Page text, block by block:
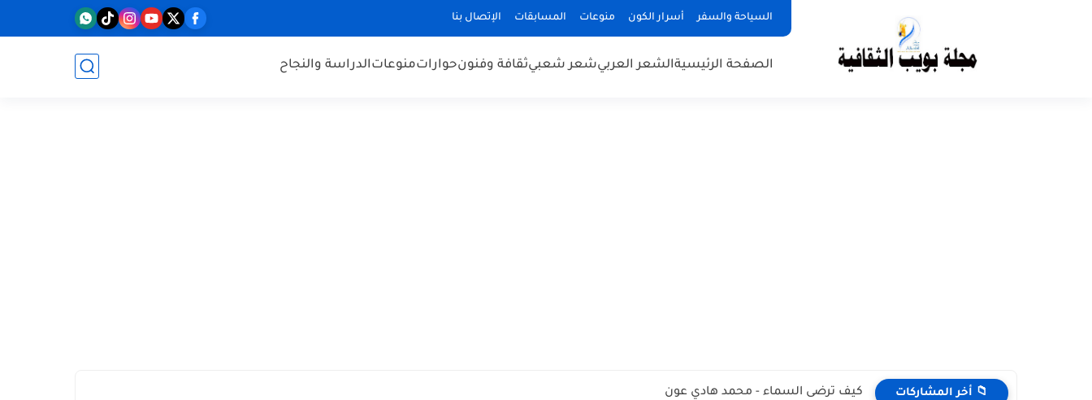
السياحة والسفر أسرار الكون منوعات المسابقات الإتصال بنا
الصفحة الرئيسيةالشعر العربيشعر شعبيثقافة وفنونحواراتمنوعاتالدراسة والنجاح
📁 أخر المشاركات كيف ترضى السماء - محمد هادي عون